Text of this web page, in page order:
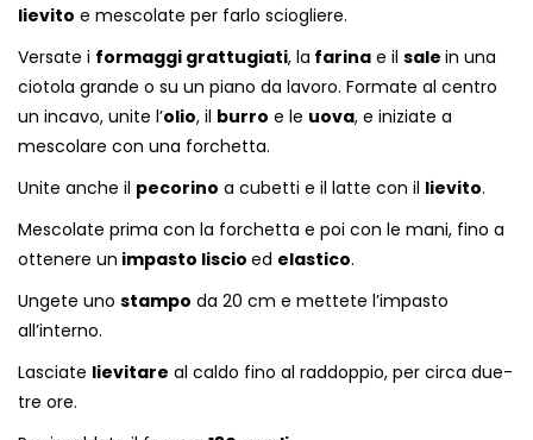
lievito e mescolate per farlo sciogliere.
Versate i formaggi grattugiati, la farina e il sale in una
ciotola grande o su un piano da lavoro. Formate al centro
un incavo, unite l’olio, il burro e le uova, e iniziate a
mescolare con una forchetta.
Unite anche il pecorino a cubetti e il latte con il lievito.
Mescolate prima con la forchetta e poi con le mani, fino a
ottenere un impasto liscio ed elastico.
Ungete uno stampo da 20 cm e mettete l’impasto
all’interno.
Lasciate lievitare al caldo fino al raddoppio, per circa due-
tre ore.